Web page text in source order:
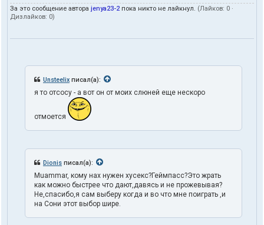
За это сообщение автора jenya23-2 пока никто не лайкнул. (Лайков: 0 ·
Дизлайков: 0)
Unsteelix писал(а):
я то отсосу - а вот он от моих слюней еще нескоро
отмоется
Dionis писал(а):
Muammar, кому нах нужен хусекс?Геймпасс?Это жрать
как можно быстрее что дают,давясь и не прожевывая?
Не,спасибо,я сам выберу когда и во что мне поиграть ,и
на Сони этот выбор шире.